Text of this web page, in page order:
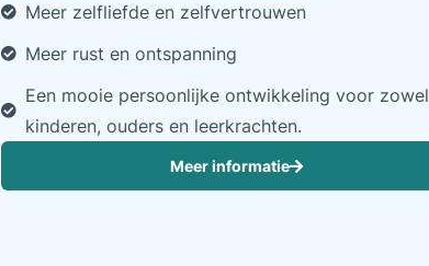
Meer zelfliefde en zelfvertrouwen
Meer rust en ontspanning
Een mooie persoonlijke ontwikkeling voor zowel
kinderen, ouders en leerkrachten.
Meer informatie